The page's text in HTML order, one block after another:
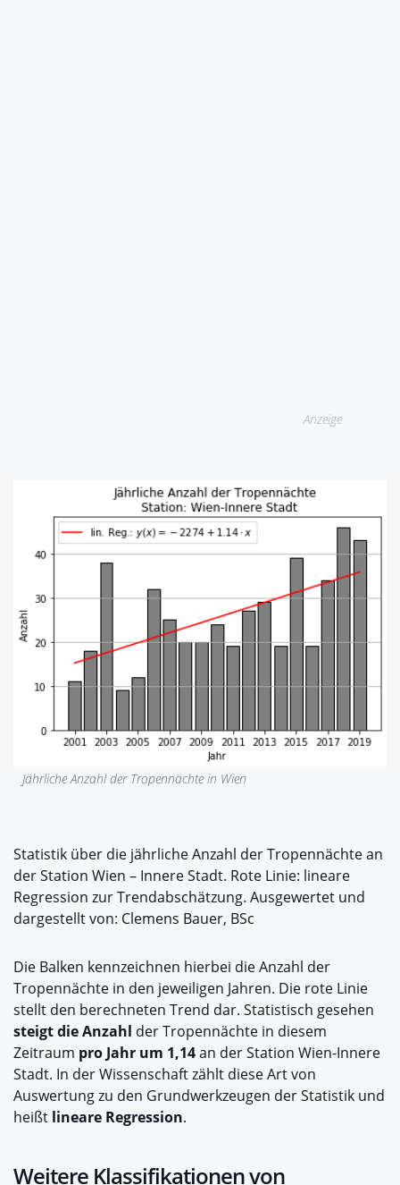
Anzeige
Jährliche Anzahl der Tropennächte in Wien
Statistik über die jährliche Anzahl der Tropennächte an
der Station Wien – Innere Stadt. Rote Linie: lineare
Regression zur Trendabschätzung. Ausgewertet und
dargestellt von: Clemens Bauer, BSc
Die Balken kennzeichnen hierbei die Anzahl der
Tropennächte in den jeweiligen Jahren. Die rote Linie
stellt den berechneten Trend dar. Statistisch gesehen
steigt die Anzahl der Tropennächte in diesem
Zeitraum pro Jahr um 1,14an der Station Wien-Innere
Stadt. In der Wissenschaft zählt diese Art von
Auswertung zu den Grundwerkzeugen der Statistik und
heißt lineare Regression.
Weitere Klassifikationen von